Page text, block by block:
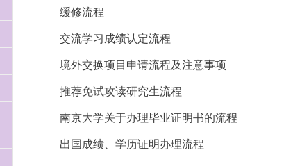
缓修流程
交流学习成绩认定流程
境外交换项目申请流程及注意事项
推荐免试攻读研究生流程
南京大学关于办理毕业证明书的流程
出国成绩、学历证明办理流程